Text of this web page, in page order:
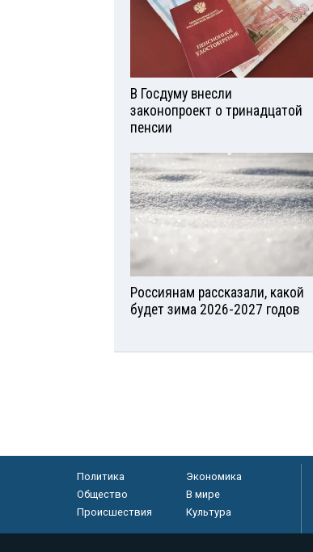
В Госдуму внесли
законопроект о тринадцатой
пенсии
Россиянам рассказали, какой
будет зима 2026-2027 годов
Политика
Экономика
Общество
В мире
Происшествия
Культура